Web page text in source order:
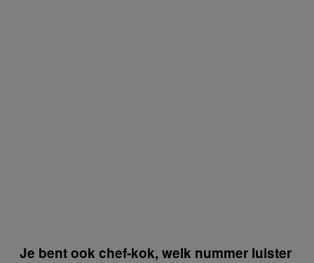
Je bent ook chef-kok, welk nummer luister